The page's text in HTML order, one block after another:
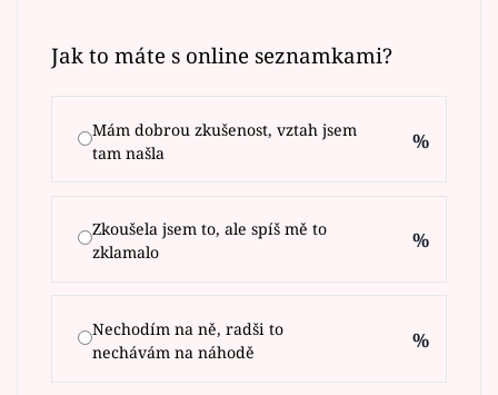
Jak to máte s online seznamkami?
Mám dobrou zkušenost, vztah jsem
tam našla
%
Zkoušela jsem to, ale spíš mě to
zklamalo
%
Nechodím na ně, radši to
nechávám na náhodě
%